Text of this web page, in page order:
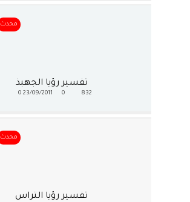
محدث
تفسير رؤيا الجهبذ
832
23/09/2011
0
محدث
تفسير رؤيا التراس